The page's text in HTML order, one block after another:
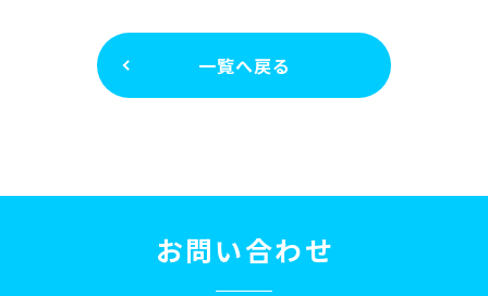
一覧へ戻る
お問い合わせ